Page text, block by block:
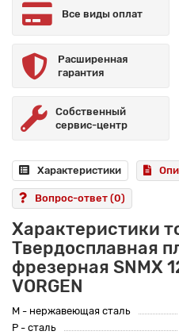
Все виды оплат
Расширенная
гарантия
Собственный
сервис-центр
Характеристики
Вопрос-ответ (0)
Характеристики
Твердосплавная
фрезерная SNMX
VORGEN
M - нержавеющая сталь
P - сталь